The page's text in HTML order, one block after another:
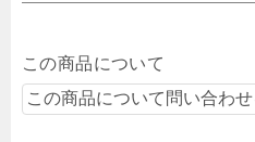
この商品について